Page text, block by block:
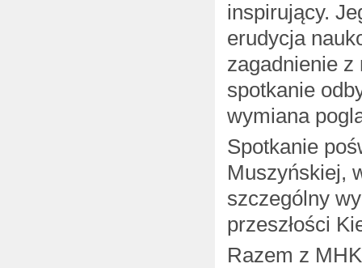
inspirujący.
erudycja
zagadnienie z
spotkanie
wymiana
Spotkanie
Muszyńskiej,
szczególny
przeszłości
Razem z